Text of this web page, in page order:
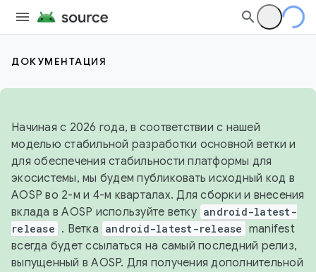
ДОКУМЕНТАЦИЯ
Начиная с 2026 года, в соответствии с нашей
моделью стабильной разработки основной ветки и
для обеспечения стабильности платформы для
экосистемы, мы будем публиковать исходный код в
AOSP во 2-м и 4-м кварталах. Для сборки и внесения
вклада в AOSP используйте ветку android-latest-
release . Ветка android-latest-release manifest
всегда будет ссылаться на самый последний релиз,
выпущенный в AOSP. Для получения дополнительной